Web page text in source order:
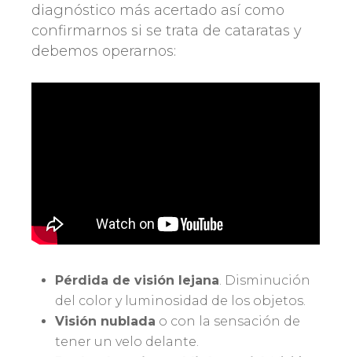
diagnóstico más acertado así como
confirmarnos si se trata de cataratas y
debemos operarnos:
Pérdida de visión lejana. Disminución
del color y luminosidad de los objetos.
Visión nublada o con la sensación de
tener un velo delante.